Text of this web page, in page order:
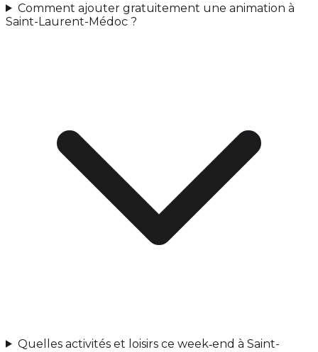
Comment ajouter gratuitement une animation à
Saint-Laurent-Médoc ?
Quelles activités et loisirs ce week‑end à Saint-